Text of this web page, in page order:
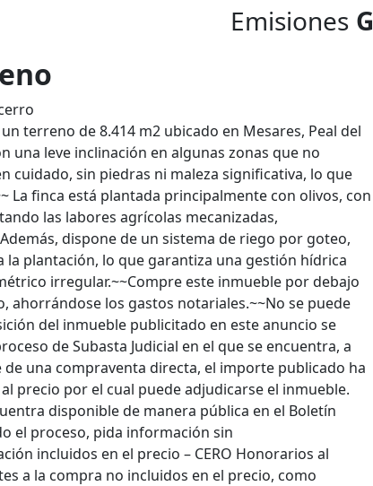
Emisiones G
terreno de 8.414 m2 ubicado en Mesares, Peal del
una leve inclinación en algunas zonas que no
cuidado, sin piedras ni maleza significativa, lo que
La finca está plantada principalmente con olivos, con
las labores agrícolas mecanizadas,
dispone de un sistema de riego por goteo,
plantación, lo que garantiza una gestión hídrica
irregular.~~Compre este inmueble por debajo
los gastos notariales.~~No se puede
del inmueble publicitado en este anuncio se
de Subasta Judicial en el que se encuentra, a
una compraventa directa, el importe publicado ha
precio por el cual puede adjudicarse el inmueble.
disponible de manera pública en el Boletín
el proceso, pida información sin
incluidos en el precio – CERO Honorarios al
a la compra no incluidos en el precio, como